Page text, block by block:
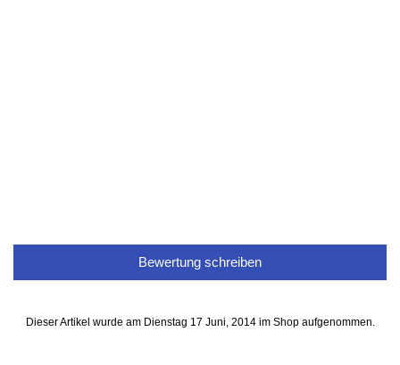
Bewertung schreiben
Dieser Artikel wurde am Dienstag 17 Juni, 2014 im Shop aufgenommen.